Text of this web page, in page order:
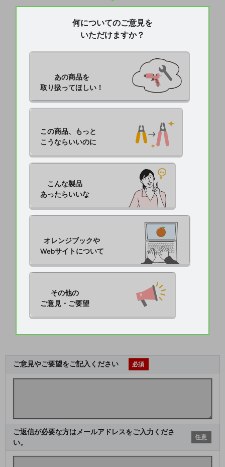
何についてのご意見を
いただけますか？
あの商品を
取り扱ってほしい！
この商品、もっと
こうならいいのに
こんな製品
あったらいいな
オレンジブックや
Webサイトについて
その他の
ご意見・ご要望
ご意見やご要望をご記入ください 必須
ご返信が必要な方はメールアドレスをご入力くださ
い。
任意